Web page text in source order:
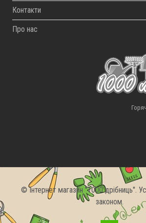
Контакти
Про нас
© Інтернет магазин "1000 дрібниць".
законом.